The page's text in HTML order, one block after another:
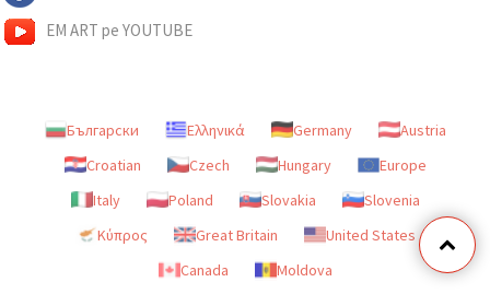
EM ART pe YOUTUBE
Български Ελληνικά Germany
Austria
Croatian
Czech Hungary
Europe
Italy
Poland Slovakia
Slovenia
Κύπρος
Great Britain
United States
Canada
Moldova